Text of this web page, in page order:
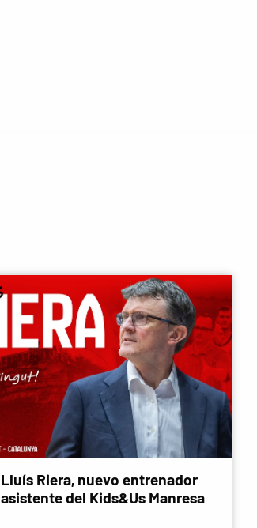
Lluís Riera, nuevo entrenador
asistente del Kids&Us Manresa